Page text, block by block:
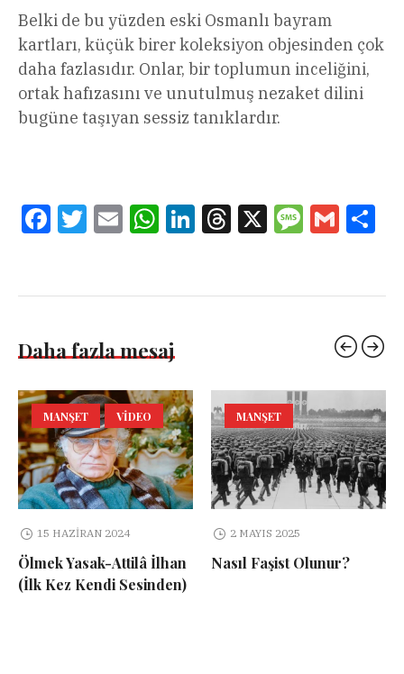
Belki de bu yüzden eski Osmanlı bayram
kartları, küçük birer koleksiyon objesinden çok
daha fazlasıdır. Onlar, bir toplumun inceliğini,
ortak hafızasını ve unutulmuş nezaket dilini
bugüne taşıyan sessiz tanıklardır.
FacebookTwitterEmail WhatsAppLinkedInThreads
X Message
Gmail
Daha fazla mesaj
MANŞET VIDEO
15 HAZIRAN 2024
Ölmek Yasak-Attilâ İlhan
(İlk Kez Kendi Sesinden)
MANŞET
2 MAYIS 2025
Nasıl Faşist Olunur?